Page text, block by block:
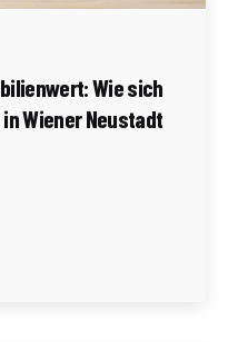
Wie sich
Wiener Neustadt